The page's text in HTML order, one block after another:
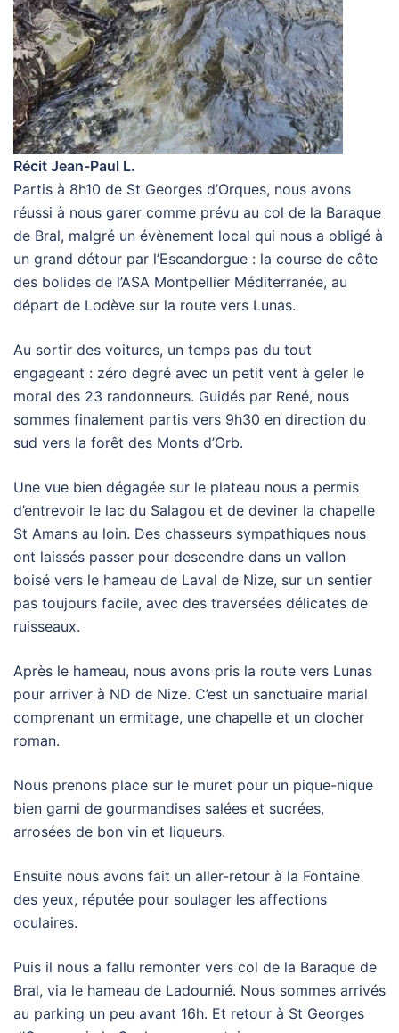
Récit Jean-Paul L.
Partis à 8h10 de St Georges d’Orques, nous avons
réussi à nous garer comme prévu au col de la Baraque
de Bral, malgré un évènement local qui nous a obligé à
un grand détour par l’Escandorgue : la course de côte
des bolides de l’ASA Montpellier Méditerranée, au
départ de Lodève sur la route vers Lunas.
Au sortir des voitures, un temps pas du tout
engageant : zéro degré avec un petit vent à geler le
moral des 23 randonneurs. Guidés par René, nous
sommes finalement partis vers 9h30 en direction du
sud vers la forêt des Monts d’Orb.
Une vue bien dégagée sur le plateau nous a permis
d’entrevoir le lac du Salagou et de deviner la chapelle
St Amans au loin. Des chasseurs sympathiques nous
ont laissés passer pour descendre dans un vallon
boisé vers le hameau de Laval de Nize, sur un sentier
pas toujours facile, avec des traversées délicates de
ruisseaux.
Après le hameau, nous avons pris la route vers Lunas
pour arriver à ND de Nize. C’est un sanctuaire marial
comprenant un ermitage, une chapelle et un clocher
roman.
Nous prenons place sur le muret pour un pique-nique
bien garni de gourmandises salées et sucrées,
arrosées de bon vin et liqueurs.
Ensuite nous avons fait un aller-retour à la Fontaine
des yeux, réputée pour soulager les affections
oculaires.
Puis il nous a fallu remonter vers col de la Baraque de
Bral, via le hameau de Ladournié. Nous sommes arrivés
au parking un peu avant 16h. Et retour à St Georges